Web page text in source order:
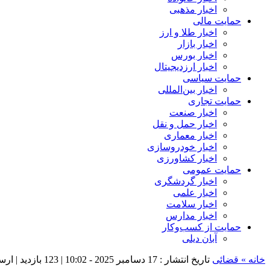
اخبار مذهبی
حمایت مالی
اخبار طلا و ارز
اخبار بازار
اخبار بورس
اخبار ارزدیجیتال
حمایت سیاسی
اخبار بین‌المللی
حمایت تجاری
اخبار صنعت
اخبار حمل و نقل
اخبار معماری
اخبار خودروسازی
اخبار کشاورزی
حمایت عمومی
اخبار گردشگری
اخبار علمی
اخبار سلامت
اخبار مدارس
حمایت از کسب‌وکار
آبان دیلی
خانه » قضائی تاریخ انتشار : 17 دسامبر 2025 - 10:02 | 123 بازدید |